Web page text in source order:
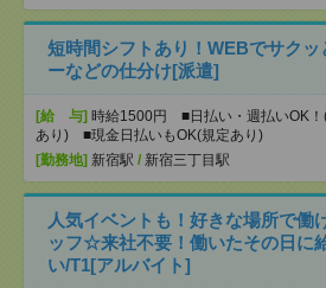
短時間シフトあり！WEBでサク
ーなどの仕分け[派遣]
[給 与] 時給1500円 ■日払い・週払いOK！
あり) ■現金日払いもOK(規定あり)
[勤務地] 新宿駅 / 新宿三丁目駅
人気イベントも！好きな場所で働
ッフ☆来社不要！働いたその日に
い/T1[アルバイト]